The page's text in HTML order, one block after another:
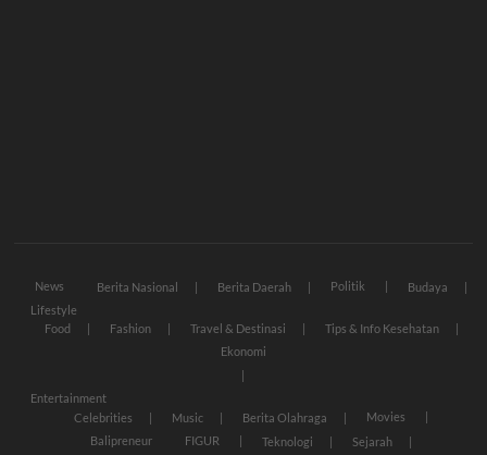
News Berita Nasional Berita Daerah Politik
Budaya
Lifestyle
Food
Fashion Travel & Destinasi
Tips & Info Kesehatan
Ekonomi
Entertainment
Celebrities
Music Berita Olahraga
Movies
Balipreneur
FIGUR Teknologi Sejarah